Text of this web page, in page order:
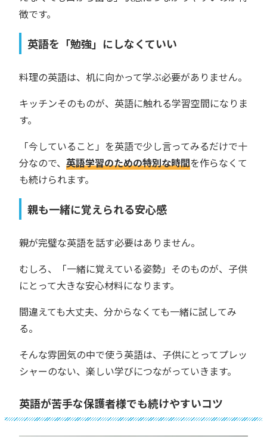
徴です。
英語を「勉強」にしなくていい
料理の英語は、机に向かって学ぶ必要がありません。
キッチンそのものが、英語に触れる学習空間になりま
す。
「今していること」を英語で少し言ってみるだけで十
分なので、 英語学習のための特別な時間を作らなくて
も続けられます。
親も一緒に覚えられる安心感
親が完璧な英語を話す必要はありません。
むしろ、「一緒に覚えている姿勢」そのものが、子供
にとって大きな安心材料になります。
間違えても大丈夫、分からなくても一緒に試してみ
る。
そんな雰囲気の中で使う英語は、子供にとってプレッ
シャーのない、楽しい学びにつながっていきます。
英語が苦手な保護者様でも続けやすいコツ